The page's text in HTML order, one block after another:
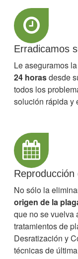
Erradicamos
Le aseguramos
24 horasdesde
todos los
solución rápida y
Reproducción
No sólo la
origen de la
que no se vuelva
tratamientos de
Desratización y
técnicas de